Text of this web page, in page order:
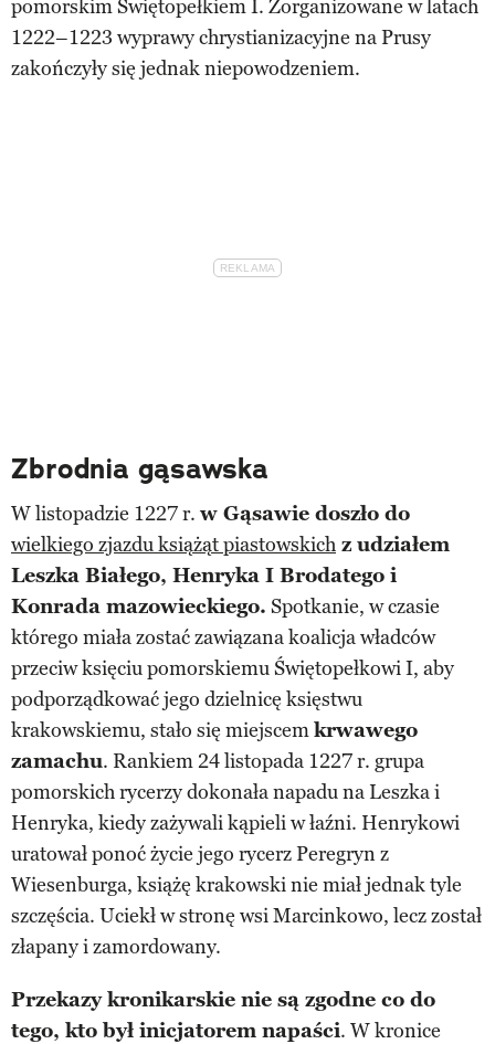
pomorskim Świętopełkiem I. Zorganizowane w latach
1222–1223 wyprawy chrystianizacyjne na Prusy
zakończyły się jednak niepowodzeniem.
Zbrodnia gąsawska
W listopadzie 1227 r. w Gąsawie doszło do
wielkiego zjazdu książąt piastowskich z udziałem
Leszka Białego, Henryka I Brodatego i
Konrada mazowieckiego. Spotkanie, w czasie
którego miała zostać zawiązana koalicja władców
przeciw księciu pomorskiemu Świętopełkowi I, aby
podporządkować jego dzielnicę księstwu
krakowskiemu, stało się miejscemkrwawego
zamachu. Rankiem 24 listopada 1227 r. grupa
pomorskich rycerzy dokonała napadu na Leszka i
Henryka, kiedy zażywali kąpieli w łaźni. Henrykowi
uratował ponoć życie jego rycerz Peregryn z
Wiesenburga, książę krakowski nie miał jednak tyle
szczęścia. Uciekł w stronę wsi Marcinkowo, lecz został
złapany i zamordowany.
Przekazy kronikarskie nie są zgodne co do
tego, kto był inicjatorem napaści. W kronice